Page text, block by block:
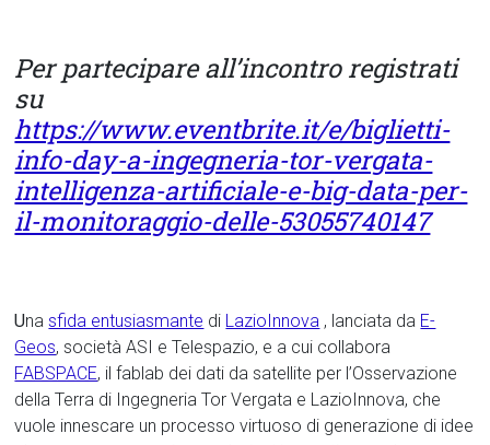
Perpartecipare all’incontro registrati
su
https://www.eventbrite.it/e/biglietti-
info-day-a-ingegneria-tor-vergata-
intelligenza-artificiale-e-big-data-per-
il-monitoraggio-delle-53055740147
Unasfida entusiasmante di LazioInnova , lanciata da E-
Geos, società ASI e Telespazio, e a cui collabora
FABSPACE, il fablab dei dati da satellite per l’Osservazione
della Terra di Ingegneria Tor Vergata e LazioInnova, che
vuole innescare un processo virtuoso di generazione di idee